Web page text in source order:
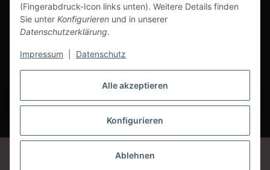
Alle akzeptieren
Konfigurieren
Ablehnen
(Fingerabdruck-Icon links unten). Weitere Details finden
Sie unter Konfigurieren und in unserer
Datenschutzerklärung.
Impressum Datenschutz
Vertrag widerrufen
* Alle Preise inkl. gesetzlicher USt., zzgl.Versand
Google Analytics deaktivieren Status: Opt-Out-Cookie ist nicht gesetzt